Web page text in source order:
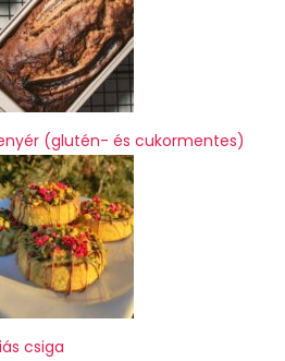
(glutén- és cukormentes)
csiga